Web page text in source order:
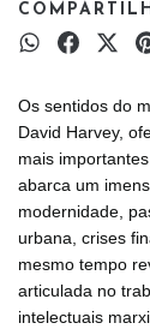
Os sentidos do
David Harvey,
mais
abarca um
modernidade,
urbana, crises
mesmo tempo
articulada no
intelectuais